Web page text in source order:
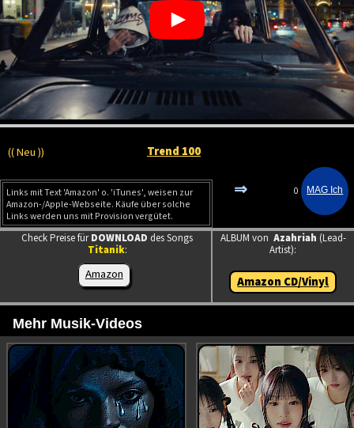
(( Neu )) Trend 100
Links mit Text 'Amazon' o. 'iTunes', weisen zur
Amazon-/Apple-Webseite. Käufe über solche
Links werden uns mit Provision vergütet.
⇒ 0
Check Preise fürDOWNLOAD des Songs
Titanik:
Amazon
ALBUM von Azahriah (Lead-
Artist):
Amazon CD/Vinyl
Mehr Musik-Videos